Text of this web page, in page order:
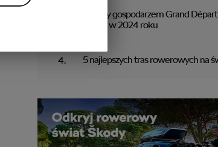
Włochy gospodarzem Grand
France w 2024 roku
5 najlepszych tras rowerowych na